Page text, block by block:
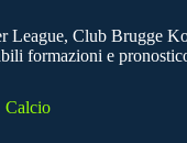
League, Club Brugge
formazioni e
Calcio